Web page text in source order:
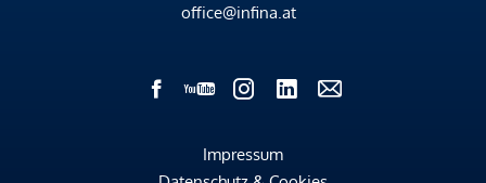
office@infina.at
Impressum